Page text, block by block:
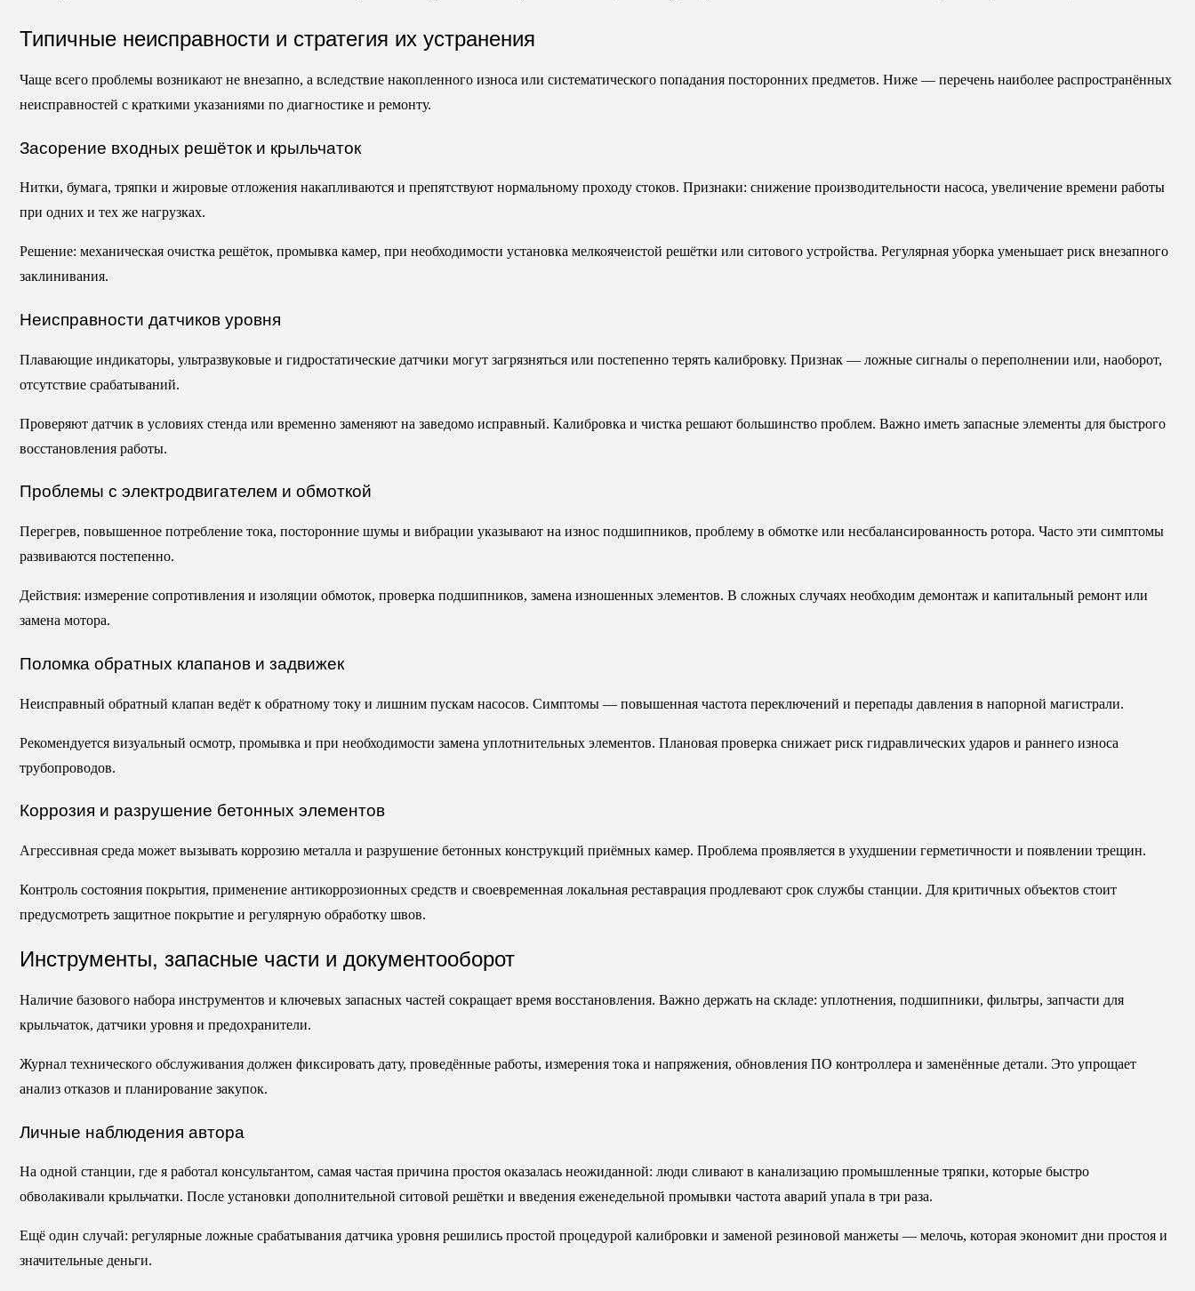
Типичные неисправности и стратегия их устранения
Чаще всего проблемы возникают не внезапно, а вследствие накопленного износа или систематического попадания посторонних предметов. Ниже — перечень наиболее распространённых
неисправностей с краткими указаниями по диагностике и ремонту.
Засорение входных решёток и крыльчаток
Нитки, бумага, тряпки и жировые отложения накапливаются и препятствуют нормальному проходу стоков. Признаки: снижение производительности насоса, увеличение времени работы
при одних и тех же нагрузках.
Решение: механическая очистка решёток, промывка камер, при необходимости установка мелкоячеистой решётки или ситового устройства. Регулярная уборка уменьшает риск внезапного
заклинивания.
Неисправности датчиков уровня
Плавающие индикаторы, ультразвуковые и гидростатические датчики могут загрязняться или постепенно терять калибровку. Признак — ложные сигналы о переполнении или, наоборот,
отсутствие срабатываний.
Проверяют датчик в условиях стенда или временно заменяют на заведомо исправный. Калибровка и чистка решают большинство проблем. Важно иметь запасные элементы для быстрого
восстановления работы.
Проблемы с электродвигателем и обмоткой
Перегрев, повышенное потребление тока, посторонние шумы и вибрации указывают на износ подшипников, проблему в обмотке или несбалансированность ротора. Часто эти симптомы
развиваются постепенно.
Действия: измерение сопротивления и изоляции обмоток, проверка подшипников, замена изношенных элементов. В сложных случаях необходим демонтаж и капитальный ремонт или
замена мотора.
Поломка обратных клапанов и задвижек
Неисправный обратный клапан ведёт к обратному току и лишним пускам насосов. Симптомы — повышенная частота переключений и перепады давления в напорной магистрали.
Рекомендуется визуальный осмотр, промывка и при необходимости замена уплотнительных элементов. Плановая проверка снижает риск гидравлических ударов и раннего износа
трубопроводов.
Коррозия и разрушение бетонных элементов
Агрессивная среда может вызывать коррозию металла и разрушение бетонных конструкций приёмных камер. Проблема проявляется в ухудшении герметичности и появлении трещин.
Контроль состояния покрытия, применение антикоррозионных средств и своевременная локальная реставрация продлевают срок службы станции. Для критичных объектов стоит
предусмотреть защитное покрытие и регулярную обработку швов.
Инструменты, запасные части и документооборот
Наличие базового набора инструментов и ключевых запасных частей сокращает время восстановления. Важно держать на складе: уплотнения, подшипники, фильтры, запчасти для
крыльчаток, датчики уровня и предохранители.
Журнал технического обслуживания должен фиксировать дату, проведённые работы, измерения тока и напряжения, обновления ПО контроллера и заменённые детали. Это упрощает
анализ отказов и планирование закупок.
Личные наблюдения автора
На одной станции, где я работал консультантом, самая частая причина простоя оказалась неожиданной: люди сливают в канализацию промышленные тряпки, которые быстро
обволакивали крыльчатки. После установки дополнительной ситовой решётки и введения еженедельной промывки частота аварий упала в три раза.
Ещё один случай: регулярные ложные срабатывания датчика уровня решились простой процедурой калибровки и заменой резиновой манжеты — мелочь, которая экономит дни простоя и
значительные деньги.